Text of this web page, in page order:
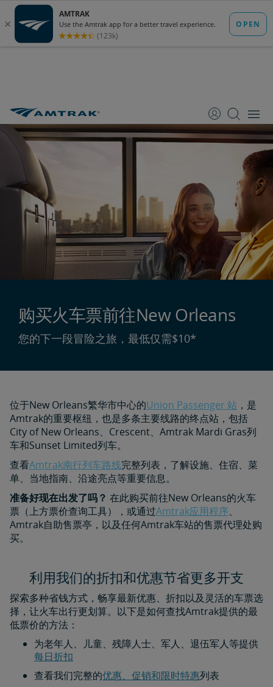
至
至
至
购买火车票前往New Orleans
您的下一段冒险之旅，最低仅需$10*
位于New Orleans繁华市中心的Union Passenger 站 ，是
Amtrak的重要枢纽，也是多条主要线路的终点站，包括
City of New Orleans、Crescent、Amtrak Mardi Gras列
车和Sunset Limited列车。
查看Amtrak南行列车路线完整列表，了解设施、住宿、菜
单、当地指南、沿途亮点等重要信息。
准备好现在出发了吗？ 在此购买前往New Orleans的火车
票（上方票价查询工具），或通过Amtrak应用程序、
Amtrak自助售票亭，以及任何Amtrak车站的售票代理处购
买。
利用我们的折扣和优惠节省更多开支
探索多种省钱方式，畅享最新优惠、折扣以及灵活的车票选
择，让火车出行更划算。以下是如何查找Amtrak提供的最
低票价的方法：
为老年人、儿童、残障人士、军人、退伍军人等提供
每日折扣​​​​​​​
查看我们完整的优惠、促销和限时特惠列表